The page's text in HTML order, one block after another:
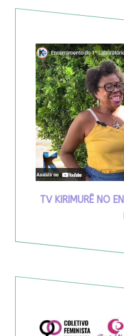
TV KIRIMURÊ NO